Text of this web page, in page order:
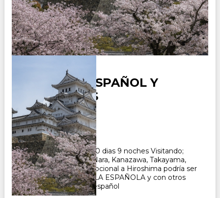
JAPON EN ESPAÑOL Y
PORTUGUES
Duración:
10Días9Noches
Paquete Turistico de 10 dias 9 noches Visitando;
Tokio, Hakone, Kioto, Nara, Kanazawa, Takayama,
Gero, Osaka, El tour opcional a Hiroshima podría ser
con un GUÍA DE HABLA ESPAÑOLA y con otros
pasajeros que hablan español